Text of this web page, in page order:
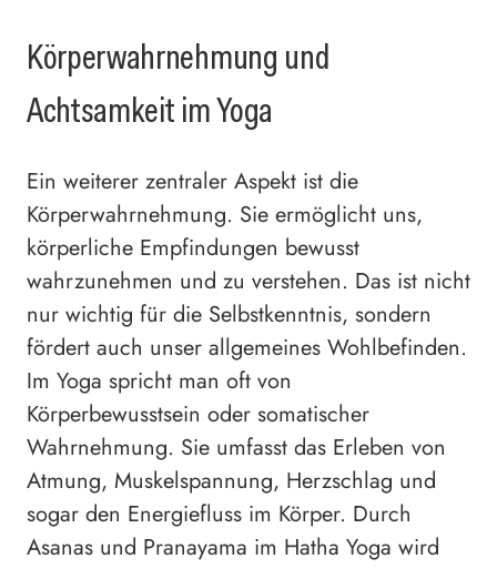
Körperwahrnehmung und
Achtsamkeit im Yoga
Ein weiterer zentraler Aspekt ist die
Körperwahrnehmung. Sie ermöglicht uns,
körperliche Empfindungen bewusst
wahrzunehmen und zu verstehen. Das ist nicht
nur wichtig für die Selbstkenntnis, sondern
fördert auch unser allgemeines Wohlbefinden.
Im Yoga spricht man oft von
Körperbewusstsein oder somatischer
Wahrnehmung. Sie umfasst das Erleben von
Atmung, Muskelspannung, Herzschlag und
sogar den Energiefluss im Körper. Durch
Asanas und Pranayama im Hatha Yoga wird